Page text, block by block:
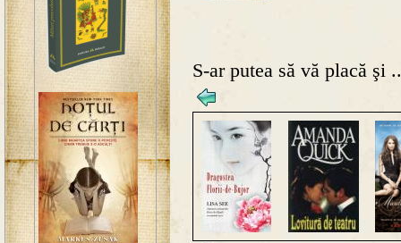
S-ar putea să vă placă şi